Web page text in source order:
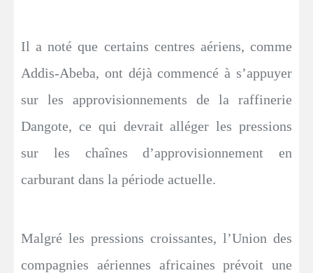
Il a noté que certains centres aériens, comme
Addis-Abeba, ont déjà commencé à s’appuyer
sur les approvisionnements de la raffinerie
Dangote, ce qui devrait alléger les pressions
sur les chaînes d’approvisionnement en
carburant dans la période actuelle.
Malgré les pressions croissantes, l’Union des
compagnies aériennes africaines prévoit une